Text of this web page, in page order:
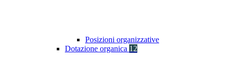
Posizioni organizzative
Dotazione organica 12